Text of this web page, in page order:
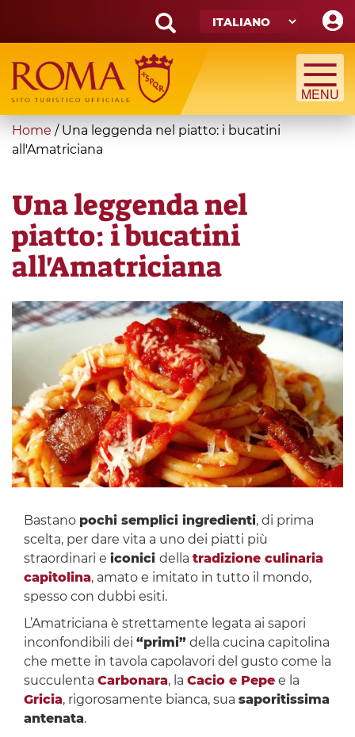
main
content
Search
form
Cerca
You
are
Home / Una leggenda nel piatto: i bucatini
all'Amatriciana
Una leggenda nel
piatto: i bucatini
all'Amatriciana
Bastano pochi semplici ingredienti, di prima
scelta, per dare vita a uno dei piatti più
straordinari e iconici della tradizione culinaria
capitolina, amato e imitato in tutto il mondo,
spesso con dubbi esiti.
L’Amatriciana è strettamente legata ai sapori
inconfondibili dei “primi”della cucina capitolina
che mette in tavola capolavori del gusto come la
succulenta Carbonara, la Cacio e Pepee la
Gricia, rigorosamente bianca, sua saporitissima
antenata.